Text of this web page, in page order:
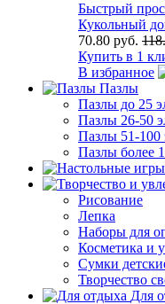
Быстрый
Кукольный
70.80 руб.
Купить в 1
В избранное
Пазлы
Пазлы до 25
Пазлы 26-50
Пазлы 51-100
Пазлы более
Рисование
Лепка
Наборы для
Косметика и
Сумки
Творчество
Для